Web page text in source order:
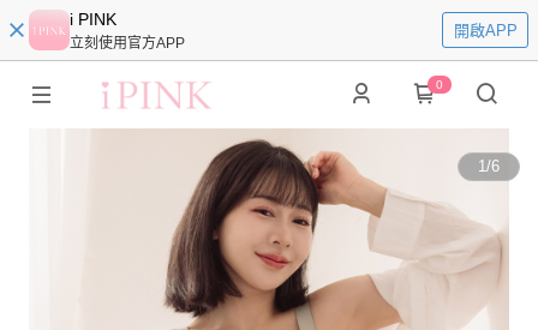
i PINK
立刻使用官方APP
開啟APP
0
1/6